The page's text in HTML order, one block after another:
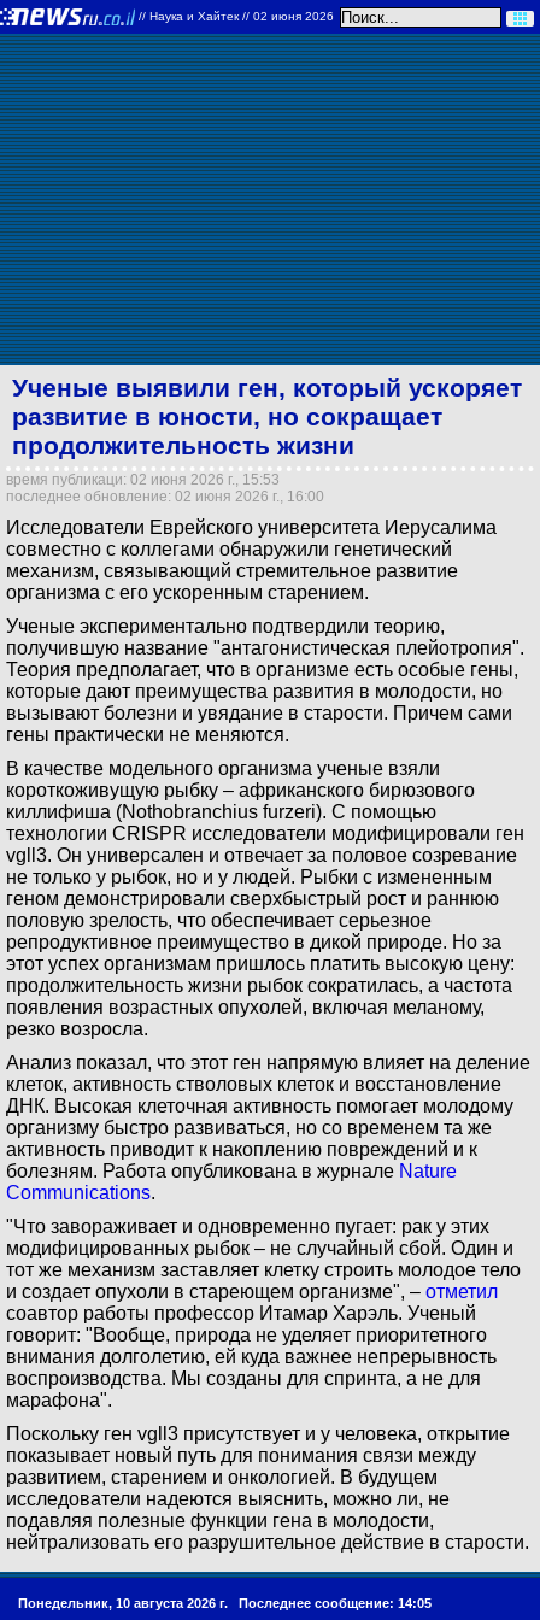
// Наука и Хайтек// 02 июня 2026
Ученые выявили ген, который ускоряет
развитие в юности, но сокращает
продолжительность жизни
время публикаци: 02 июня 2026 г., 15:53
последнее обновление: 02 июня 2026 г., 16:00
Исследователи Еврейского университета Иерусалима
совместно с коллегами обнаружили генетический
механизм, связывающий стремительное развитие
организма с его ускоренным старением.
Ученые экспериментально подтвердили теорию,
получившую название "антагонистическая плейотропия".
Теория предполагает, что в организме есть особые гены,
которые дают преимущества развития в молодости, но
вызывают болезни и увядание в старости. Причем сами
гены практически не меняются.
В качестве модельного организма ученые взяли
короткоживущую рыбку – африканского бирюзового
киллифиша (Nothobranchius furzeri). С помощью
технологии CRISPR исследователи модифицировали ген
vgll3. Он универсален и отвечает за половое созревание
не только у рыбок, но и у людей. Рыбки с измененным
геном демонстрировали сверхбыстрый рост и раннюю
половую зрелость, что обеспечивает серьезное
репродуктивное преимущество в дикой природе. Но за
этот успех организмам пришлось платить высокую цену:
продолжительность жизни рыбок сократилась, а частота
появления возрастных опухолей, включая меланому,
резко возросла.
Анализ показал, что этот ген напрямую влияет на деление
клеток, активность стволовых клеток и восстановление
ДНК. Высокая клеточная активность помогает молодому
организму быстро развиваться, но со временем та же
активность приводит к накоплению повреждений и к
болезням. Работа опубликована в журнале Nature
Communications.
"Что завораживает и одновременно пугает: рак у этих
модифицированных рыбок – не случайный сбой. Один и
тот же механизм заставляет клетку строить молодое тело
и создает опухоли в стареющем организме", – отметил
соавтор работы профессор Итамар Харэль. Ученый
говорит: "Вообще, природа не уделяет приоритетного
внимания долголетию, ей куда важнее непрерывность
воспроизводства. Мы созданы для спринта, а не для
марафона".
Поскольку ген vgll3 присутствует и у человека, открытие
показывает новый путь для понимания связи между
развитием, старением и онкологией. В будущем
исследователи надеются выяснить, можно ли, не
подавляя полезные функции гена в молодости,
нейтрализовать его разрушительное действие в старости.
Понедельник, 10 августа 2026 г. Последнее сообщение: 14:05